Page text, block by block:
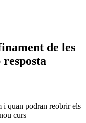
de les
resposta
i quan podran reobrir els
curs